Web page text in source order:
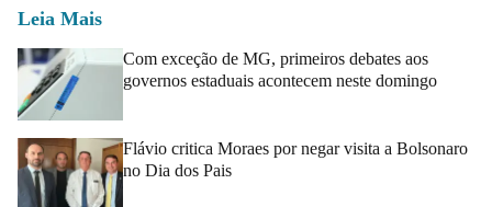
Leia Mais
Com exceção de MG, primeiros debates aos
governos estaduais acontecem neste domingo
Flávio critica Moraes por negar visita a Bolsonaro
no Dia dos Pais